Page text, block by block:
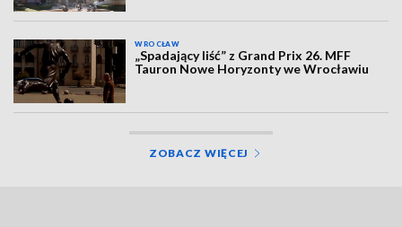
WROCŁAW
„Spadający liść” z Grand Prix 26. MFF
Tauron Nowe Horyzonty we Wrocławiu
ZOBACZ WIĘCEJ